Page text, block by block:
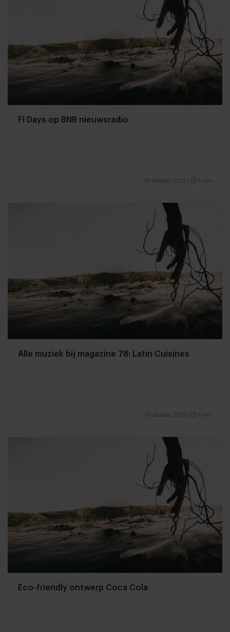
FI Days op BNR nieuwsradio
18 oktober 2013 1 min
Alle muziek bij magazine 78: Latin Cuisines
18 oktober 2013 1 min
Eco-friendly ontwerp Coca Cola